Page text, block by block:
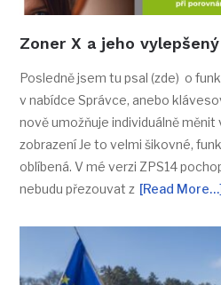
Zoner X a jeho
Posledně jsem tu psal (zde) o
v nabídce Správce, anebo
nově umožňuje individuálně
zobrazení Je to velmi šikovné,
oblíbená. V mé verzi ZPS14
nebudu přezouvat z [Read